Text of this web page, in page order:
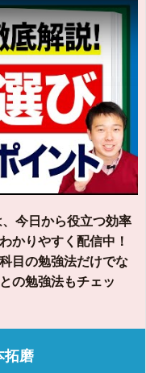
今日から役立つ効率
かりやすく配信中！
目の勉強法だけでな
の勉強法もチェッ
拓磨